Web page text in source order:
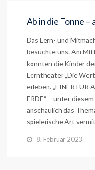
Ab in die Tonne –
Das Lern- und
besuchte uns. Am
konnten die Kinder
Lerntheater „Die
erleben. „EINER FÜR
ERDE“ – unter
anschaulich das
spielerische Art
8. Februar 2023